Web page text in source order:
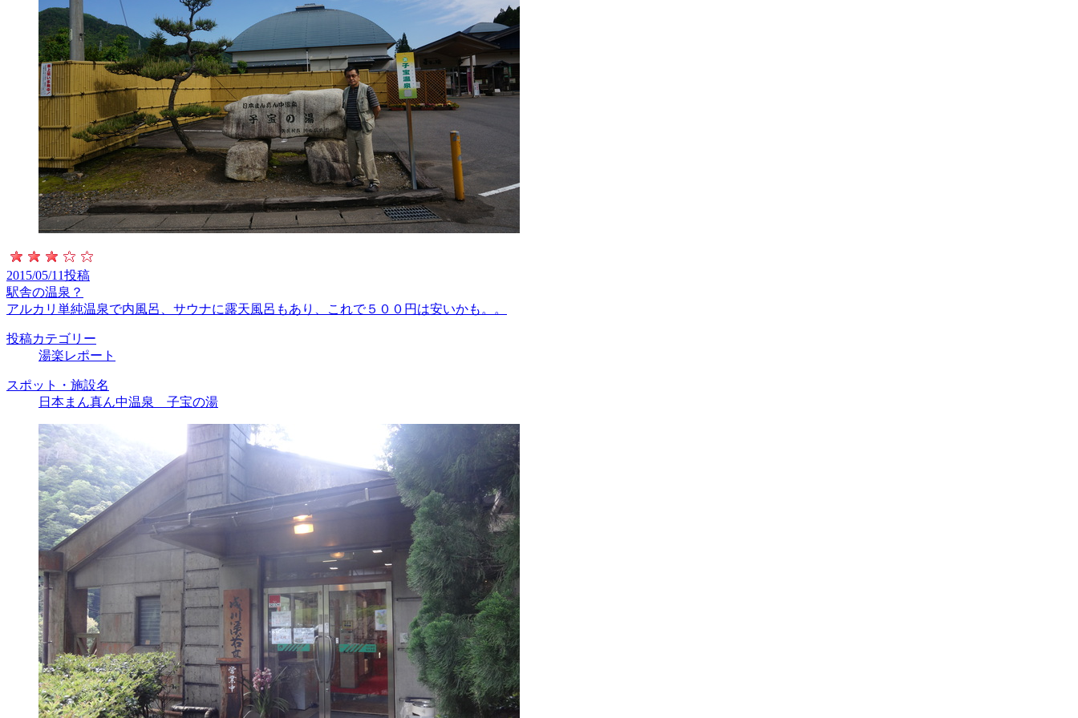
2015/05/11投稿
駅舎の温泉？
アルカリ単純温泉で内風呂、サウナに露天風呂もあり、これで５００円は安いかも。。
投稿カテゴリー
湯楽レポート
スポット・施設名
日本まん真ん中温泉 子宝の湯